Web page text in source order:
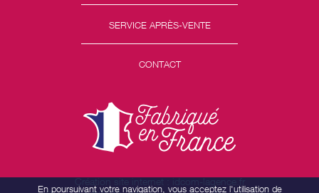
SERVICE APRÈS-VENTE
CONTACT
Création site internet : idcom-lagence.fr
En poursuivant votre navigation, vous acceptez l'utilisation de